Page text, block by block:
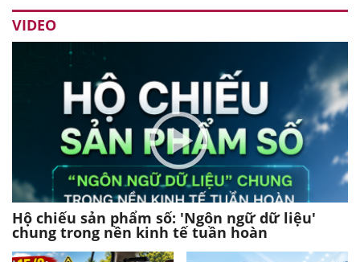
VIDEO
Hộ chiếu sản phẩm số: 'Ngôn ngữ dữ liệu'
chung trong nền kinh tế tuần hoàn